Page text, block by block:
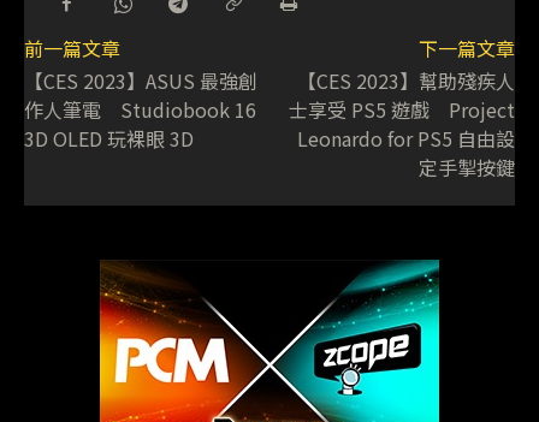
前一篇文章
【CES 2023】ASUS 最強創
作人筆電 Studiobook 16
3D OLED 玩裸眼 3D
下一篇文章
【CES 2023】幫助殘疾人
士享受 PS5 遊戲 Project
Leonardo for PS5 自由設
定手掣按鍵